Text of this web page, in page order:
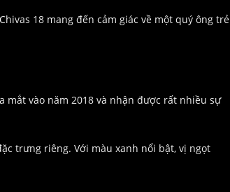
18 mang đến cảm giác về một quý ông trẻ
mắt vào năm 2018 và nhận được rất nhiều sự
trưng riêng. Với màu xanh nổi bật, vị ngọt